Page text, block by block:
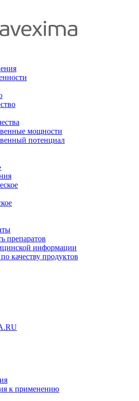
мощности
потенциал
препаратов
информации
качеству продуктов
к применению